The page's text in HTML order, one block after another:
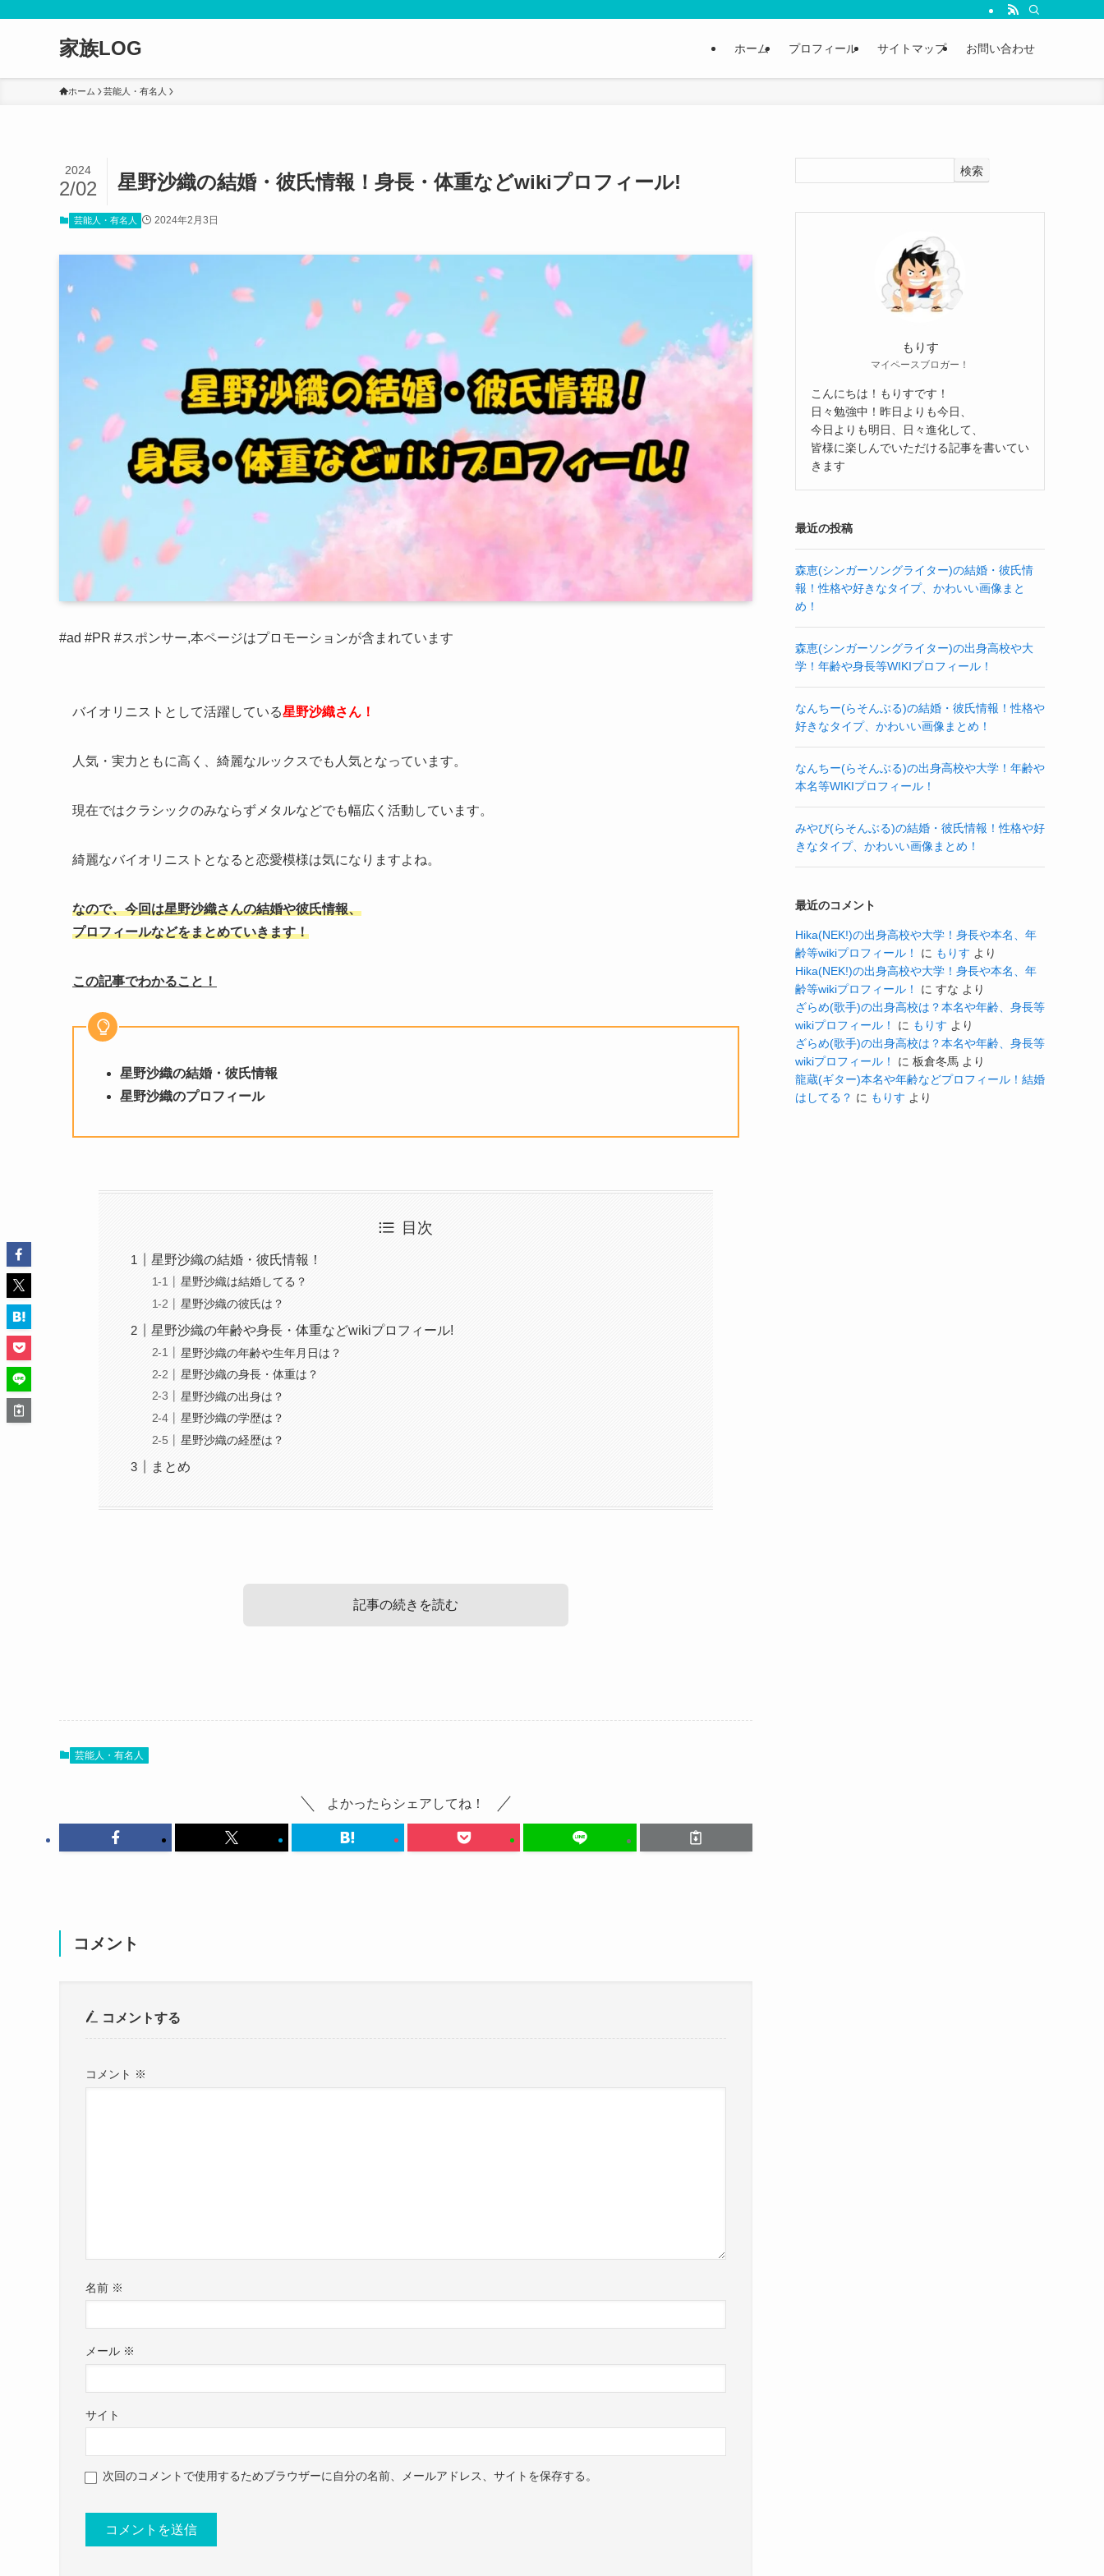
家族LOG ホーム プロフィール サイトマップ お問い合わせ
ホーム 芸能人・有名人
星野沙織の結婚・彼氏情報！身長・体重などwikiプロフィール!
2024
2/02
芸能人・有名人 2024年2月3日
#ad #PR #スポンサー,本ページはプロモーションが含まれています
バイオリニストとして活躍している星野沙織さん！
人気・実力ともに高く、綺麗なルックスでも人気となっています。
現在ではクラシックのみならずメタルなどでも幅広く活動しています。
綺麗なバイオリニストとなると恋愛模様は気になりますよね。
なので、今回は星野沙織さんの結婚や彼氏情報、
プロフィールなどをまとめていきます！
この記事でわかること！
星野沙織の結婚・彼氏情報
星野沙織のプロフィール
目次
星野沙織の結婚・彼氏情報！
星野沙織は結婚してる？
星野沙織の彼氏は？
星野沙織の年齢や身長・体重などwikiプロフィール!
星野沙織の年齢や生年月日は？
星野沙織の身長・体重は？
星野沙織の出身は？
星野沙織の学歴は？
星野沙織の経歴は？
まとめ
記事の続きを読む
すでに結婚してるのか？それとも彼氏がいるのか？など気になりますね。
まずは星野沙織さんの結婚情報ですが、
調べてみたところ、星野沙織さんが結婚しているという情報は見つかりませんでした。
星野沙織公式X
芸能人・有名人
よかったらシェアしてね！
コメント
コメントする
コメント ※
名前 ※
メール ※
サイト
次回のコメントで使用するためブラウザーに自分の名前、メールアドレス、サイトを保存する。
検索
もりす
マイペースブロガー！
こんにちは！もりすです！
日々勉強中！昨日よりも今日、
今日よりも明日、日々進化して、
皆様に楽しんでいただける記事を書いてい
きます
最近の投稿
森恵(シンガーソングライター)の結婚・彼氏情
報！性格や好きなタイプ、かわいい画像まと
め！
森恵(シンガーソングライター)の出身高校や大
学！年齢や身長等WIKIプロフィール！
なんちー(らそんぶる)の結婚・彼氏情報！性格や
好きなタイプ、かわいい画像まとめ！
なんちー(らそんぶる)の出身高校や大学！年齢や
本名等WIKIプロフィール！
みやび(らそんぶる)の結婚・彼氏情報！性格や好
きなタイプ、かわいい画像まとめ！
最近のコメント
Hika(NEK!)の出身高校や大学！身長や本名、年
齢等wikiプロフィール！
に もりす より
Hika(NEK!)の出身高校や大学！身長や本名、年
齢等wikiプロフィール！
に すな より
ざらめ(歌手)の出身高校は？本名や年齢、身長等
wikiプロフィール！
に もりす より
ざらめ(歌手)の出身高校は？本名や年齢、身長等
wikiプロフィール！
に 板倉冬馬 より
龍蔵(ギター)本名や年齢などプロフィール！結婚
はしてる？ に もりす より